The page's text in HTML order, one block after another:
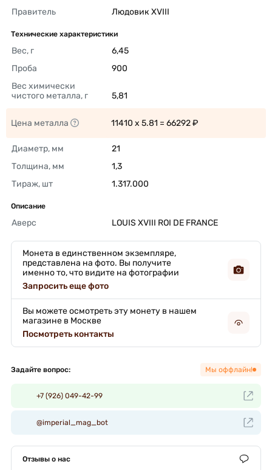
Правитель
Людовик XVIII
Технические характеристики
Вес, г
6,45
Проба
900
Вес химически
чистого металла, г
5,81
Цена металла 11410 x 5.81 = 66292 ₽
Диаметр, мм
21
Толщина, мм
1,3
Тираж, шт
1.317.000
Описание
Аверс LOUIS XVIII ROI DE FRANCE
Монета в единственном экземпляре,
представлена на фото. Вы получите
именно то, что видите на фотографии
Запросить еще фото
Вы можете осмотреть эту монету в нашем
магазине в Москве
Посмотреть контакты
Задайте вопрос: Мы оффлайн!
+7 (926) 049-42-99
@imperial_mag_bot
Отзывы о нас